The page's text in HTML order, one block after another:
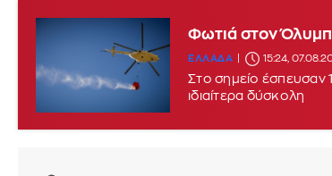
Φωτιά στον
ΕΛΛΑΔΑ 15:24,
Στο σημείο έσπευσαν
ιδιαίτερα δύσκολη